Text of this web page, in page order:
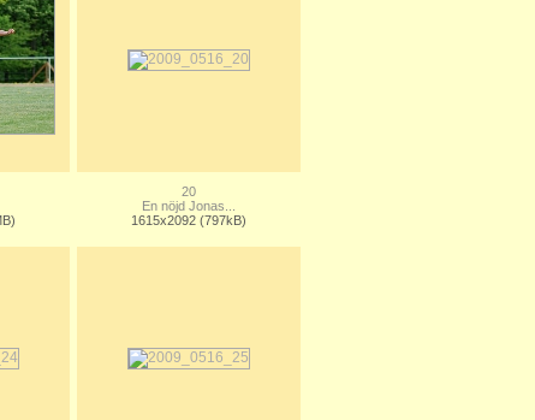
20
En nöjd Jonas...
1615x2092 (797kB)